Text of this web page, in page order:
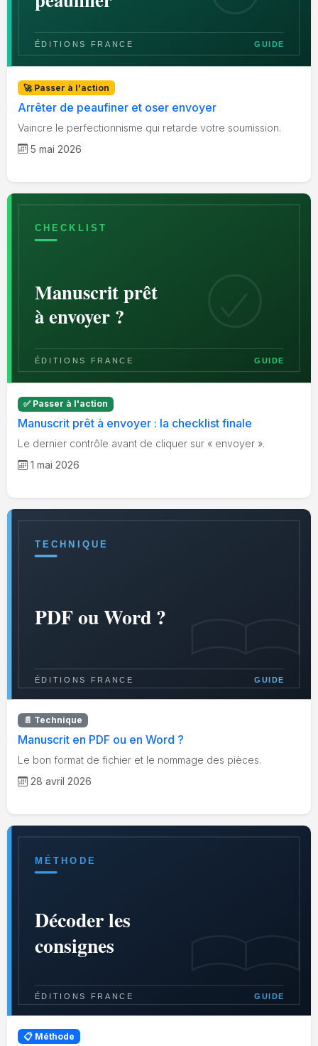
🚀 Passer à l'action
Arrêter de peaufiner et oser envoyer
Vaincre le perfectionnisme qui retarde votre soumission.
5 mai 2026
✅ Passer à l'action
Manuscrit prêt à envoyer : la checklist finale
Le dernier contrôle avant de cliquer sur « envoyer ».
1 mai 2026
📄 Technique
Manuscrit en PDF ou en Word ?
Le bon format de fichier et le nommage des pièces.
28 avril 2026
📋 Méthode